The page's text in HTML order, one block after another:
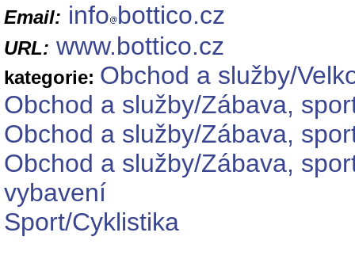
Email: info bottico.cz
URL: www.bottico.cz
kategorie: Obchod a služby/
Obchod a služby/Zábava,
Obchod a služby/Zábava,
Obchod a služby/Zábava,
vybavení
Sport/Cyklistika